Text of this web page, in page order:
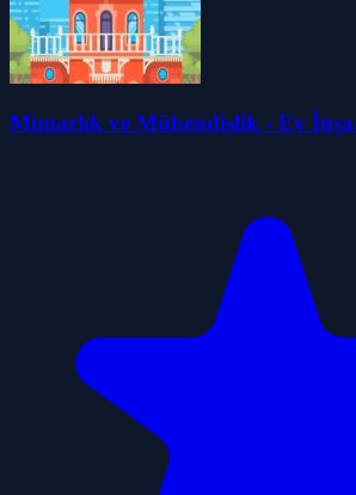
Mimarlık ve Mühendislik - Ev